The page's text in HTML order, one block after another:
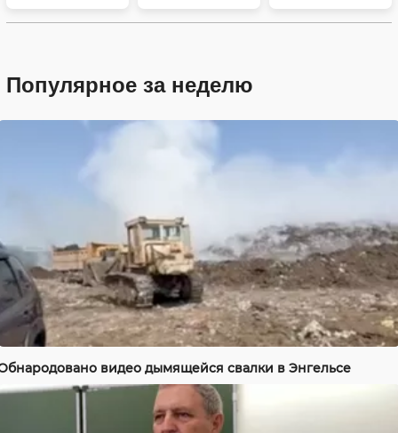
Популярное за неделю
видео дымящейся свалки в Энгельсе